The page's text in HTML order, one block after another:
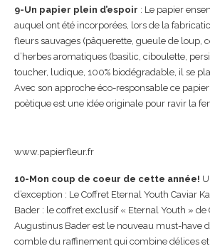
9-Un papier plein d’espoir : Le papier
auquel ont été incorporées, lors de la
fleurs sauvages (pâquerette, gueule de loup,
d’herbes aromatiques (basilic, ciboulette,
toucher, ludique, 100% biodégradable, il se
Avec son approche éco-responsable ce
poètique est une idée originale pour ravir la
www.papierfleur.fr
10-Mon coup de coeur de cette année!
d’exception : Le Coffret Eternal Youth Caviar
Bader : le coffret exclusif « Eternal Youth » de
Augustinus Bader est le nouveau must-have
comble du raffinement qui combine délices